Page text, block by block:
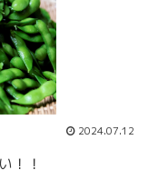
2024.07.12
！！